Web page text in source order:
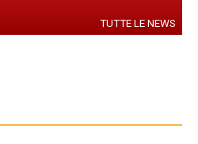
TUTTE LE NEWS